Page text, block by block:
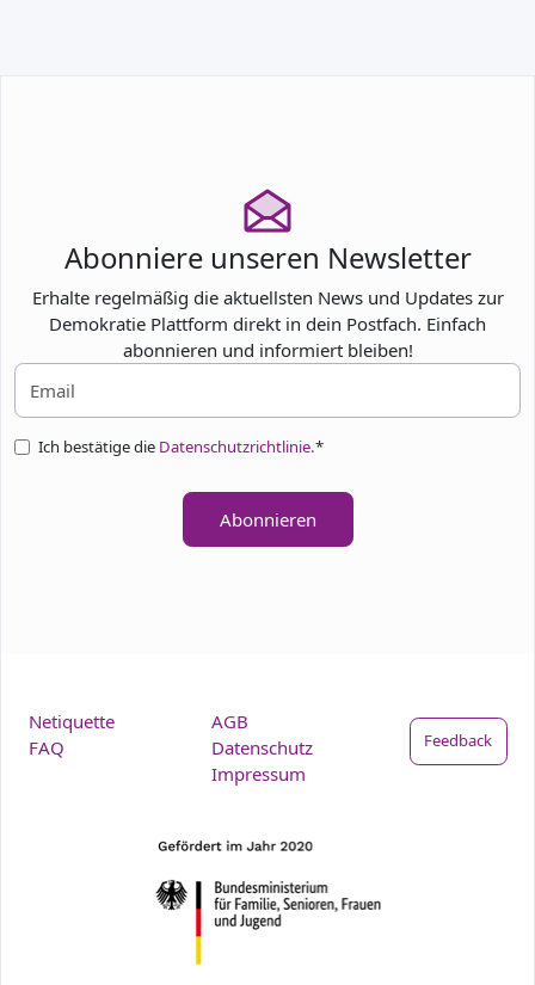
Abonniere unseren Newsletter
Erhalte regelmäßig die aktuellsten News und Updates zur
Demokratie Plattform direkt in dein Postfach. Einfach
abonnieren und informiert bleiben!
Ich bestätige die Datenschutzrichtlinie.*
Abonnieren
Netiquette
FAQ
AGB
Datenschutz
Impressum
Feedback